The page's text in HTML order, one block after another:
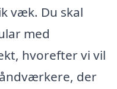
væk. Du skal
med
hvorefter vi vil
der